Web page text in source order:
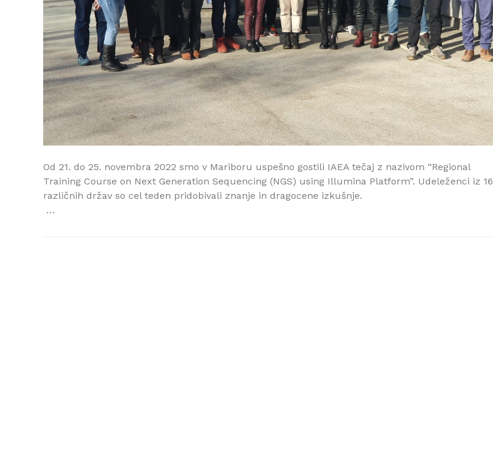
Od 21. do 25. novembra 2022 smo v Mariboru uspešno gostili IAEA tečaj z nazivom “Regional
Training Course on Next Generation Sequencing (NGS) using Illumina Platform”. Udeleženci iz 16
različnih držav so cel teden pridobivali znanje in dragocene izkušnje.
…